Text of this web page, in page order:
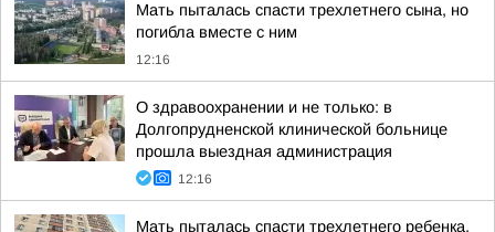
Мать пыталась спасти трехлетнего сына, но
погибла вместе с ним
12:16
О здравоохранении и не только: в
Долгопрудненской клинической больнице
прошла выездная администрация
12:16
Мать пыталась спасти трехлетнего ребенка,